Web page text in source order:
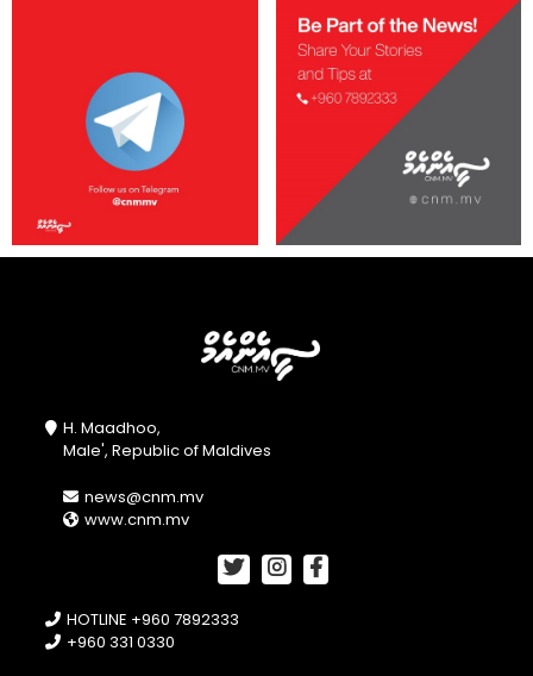
H. Maadhoo,
Male', Republic of Maldives
news@cnm.mv
www.cnm.mv
HOTLINE +960 7892333
+960 331 0330